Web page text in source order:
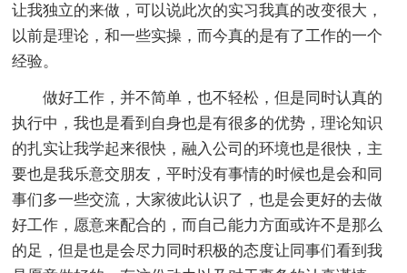
让我独立的来做，可以说此次的实习我真的改变很大，
以前是理论，和一些实操，而今真的是有了工作的一个
经验。
做好工作，并不简单，也不轻松，但是同时认真的
执行中，我也是看到自身也是有很多的优势，理论知识
的扎实让我学起来很快，融入公司的环境也是很快，主
要也是我乐意交朋友，平时没有事情的时候也是会和同
事们多一些交流，大家彼此认识了，也是会更好的去做
好工作，愿意来配合的，而自己能力方面或许不是那么
的足，但是也是会尽力同时积极的态度让同事们看到我